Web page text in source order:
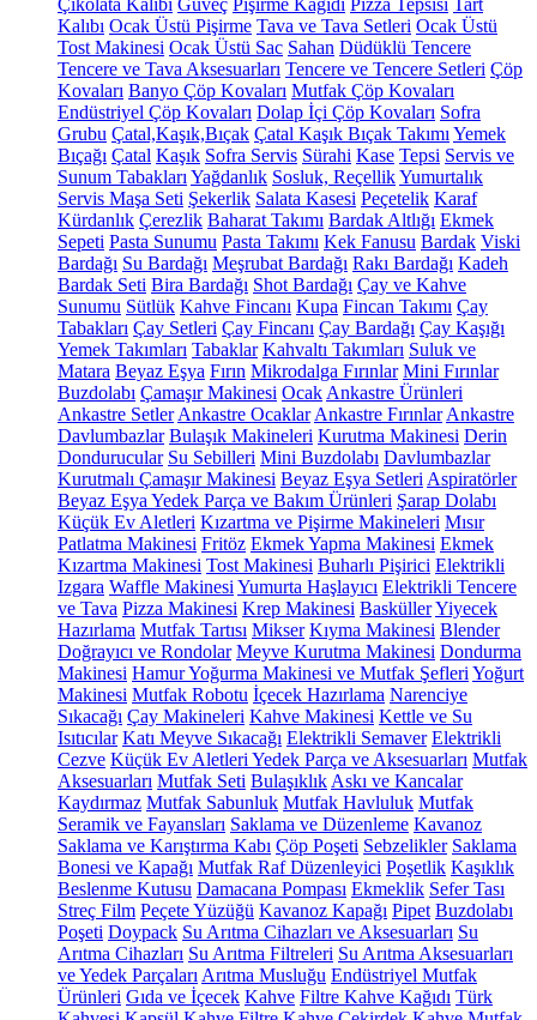
Çikolata Kalıbı Güveç Pişirme Kağıdı Pizza Tepsisi Tart
Kalıbı Ocak Üstü Pişirme Tava ve Tava Setleri Ocak Üstü
Tost Makinesi Ocak Üstü Sac Sahan Düdüklü Tencere
Tencere ve Tava Aksesuarları Tencere ve Tencere Setleri Çöp
Kovaları Banyo Çöp Kovaları Mutfak Çöp Kovaları
Endüstriyel Çöp Kovaları Dolap İçi Çöp Kovaları Sofra
Grubu Çatal,Kaşık,Bıçak Çatal Kaşık Bıçak Takımı Yemek
Bıçağı Çatal Kaşık Sofra Servis Sürahi Kase Tepsi Servis ve
Sunum Tabakları Yağdanlık Sosluk, ReçellikYumurtalık
Servis Maşa Seti Şekerlik Salata Kasesi Peçetelik Karaf
Kürdanlık Çerezlik Baharat Takımı Bardak Altlığı Ekmek
Sepeti Pasta Sunumu Pasta Takımı Kek Fanusu Bardak Viski
Bardağı Su Bardağı Meşrubat Bardağı Rakı Bardağı Kadeh
Bardak Seti Bira Bardağı Shot Bardağı Çay ve Kahve
Sunumu Sütlük Kahve Fincanı Kupa Fincan Takımı Çay
Tabakları Çay Setleri Çay Fincanı Çay Bardağı Çay Kaşığı
Yemek Takımları Tabaklar Kahvaltı Takımları Suluk ve
Matara Beyaz Eşya Fırın Mikrodalga Fırınlar Mini Fırınlar
Buzdolabı Çamaşır Makinesi Ocak Ankastre Ürünleri
Ankastre Setler Ankastre Ocaklar Ankastre Fırınlar Ankastre
Davlumbazlar Bulaşık Makineleri Kurutma Makinesi Derin
Dondurucular Su Sebilleri Mini Buzdolabı Davlumbazlar
Kurutmalı Çamaşır Makinesi Beyaz Eşya Setleri Aspiratörler
Beyaz Eşya Yedek Parça ve Bakım Ürünleri Şarap Dolabı
Küçük Ev Aletleri Kızartma ve Pişirme Makineleri Mısır
Patlatma Makinesi Fritöz Ekmek Yapma Makinesi Ekmek
Kızartma Makinesi Tost Makinesi Buharlı Pişirici Elektrikli
Izgara Waffle Makinesi Yumurta Haşlayıcı Elektrikli Tencere
ve Tava Pizza Makinesi Krep Makinesi BasküllerYiyecek
Hazırlama Mutfak Tartısı Mikser Kıyma Makinesi Blender
Doğrayıcı ve Rondolar Meyve Kurutma Makinesi Dondurma
Makinesi Hamur Yoğurma Makinesi ve Mutfak Şefleri Yoğurt
Makinesi Mutfak Robotu İçecek Hazırlama Narenciye
Sıkacağı Çay Makineleri Kahve Makinesi Kettle ve Su
Isıtıcılar Katı Meyve Sıkacağı Elektrikli Semaver Elektrikli
Cezve Küçük Ev Aletleri Yedek Parça ve Aksesuarları Mutfak
Aksesuarları Mutfak Seti Bulaşıklık Askı ve Kancalar
Kaydırmaz Mutfak Sabunluk Mutfak Havluluk Mutfak
Seramik ve Fayansları Saklama ve Düzenleme Kavanoz
Saklama ve Karıştırma Kabı Çöp Poşeti Sebzelikler Saklama
Bonesi ve Kapağı Mutfak Raf Düzenleyici Poşetlik Kaşıklık
Beslenme Kutusu Damacana Pompası Ekmeklik Sefer Tası
Streç Film Peçete Yüzüğü Kavanoz Kapağı Pipet Buzdolabı
Poşeti Doypack Su Arıtma Cihazları ve Aksesuarları Su
Arıtma Cihazları Su Arıtma Filtreleri Su Arıtma Aksesuarları
ve Yedek Parçaları Arıtma Musluğu Endüstriyel Mutfak
Ürünleri Gıda ve İçecek Kahve Filtre Kahve Kağıdı Türk